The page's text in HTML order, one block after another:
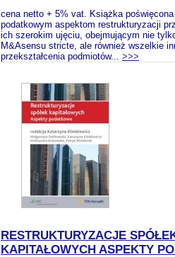
cena netto + 5% vat. Książka
podatkowym aspektom restrukturyzacji
ich szerokim ujęciu, obejmującym nie
M&Asensu stricte, ale również wszelkie
przekształcenia podmiotów... >>>
RESTRUKTURYZACJE
KAPITAŁOWYCH ASPEKTY